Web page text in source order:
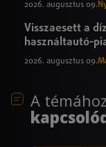
2026. augusztus 09.
Visszaesett a
használtautó-
2026. augusztus 09.
A témához